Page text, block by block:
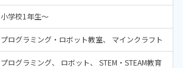
小学校1年生～
プログラミング・ロボット教室 マインクラフト
プログラミング ロボット STEM・STEAM教育